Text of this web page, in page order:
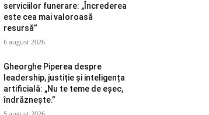
serviciilor funerare: „Încrederea
este cea mai valoroasă
resursă”
6 august 2026
Gheorghe Piperea despre
leadership, justiție și inteligența
artificială: „Nu te teme de eșec,
îndrăznește.”